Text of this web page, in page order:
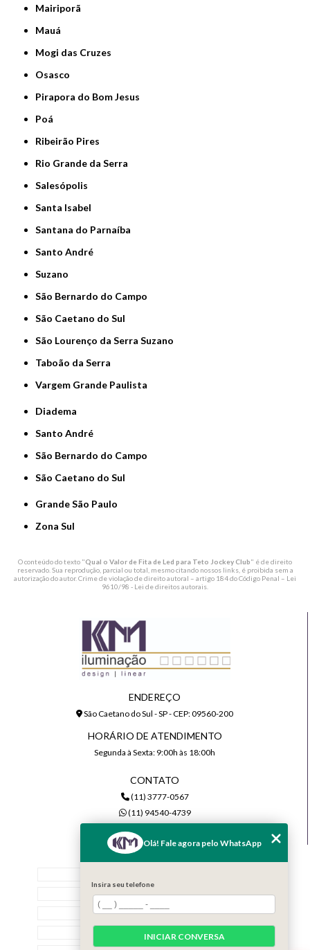
Mairiporã
Mauá
Mogi das Cruzes
Osasco
Pirapora do Bom Jesus
Poá
Ribeirão Pires
Rio Grande da Serra
Salesópolis
Santa Isabel
Santana do Parnaíba
Santo André
Suzano
São Bernardo do Campo
São Caetano do Sul
São Lourenço da Serra Suzano
Taboão da Serra
Vargem Grande Paulista
Diadema
Santo André
São Bernardo do Campo
São Caetano do Sul
Grande São Paulo
Zona Sul
O conteúdo do texto "Qual o Valor de Fita de Led para Teto Jockey Club" é de direito
reservado. Sua reprodução, parcial ou total, mesmo citando nossos links, é proibida sem a
autorização do autor. Crime de violação de direito autoral – artigo 184 do Código Penal – Lei
9610/98 - Lei de direitos autorais
ENDEREÇO
São Caetano do Sul - SP - CEP: 09560-200
HORÁRIO DE ATENDIMENTO
Segunda à Sexta: 9:00h às 18:00h
CONTATO
(11) 3777-0567
(11) 94540-4739
Quem Somos
Serviços
Contato
Olá! Fale agora pelo WhatsApp
Insira seu telefone
INICIAR CONVERSA